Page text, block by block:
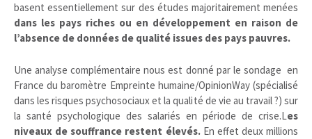
basent essentiellement sur des études majoritairement menées
dans les pays riches ou en développement en raison de
l’absence de données de qualité issues des pays pauvres.
Une analyse complémentaire nous est donné par le sondage en
France du baromètre Empreinte humaine/OpinionWay (spécialisé
dans les risques psychosociaux et la qualité de vie au travail ?) sur
la santé psychologique des salariés en période de crise.Les
niveaux de souffrance restent élevés. En effet deux millions